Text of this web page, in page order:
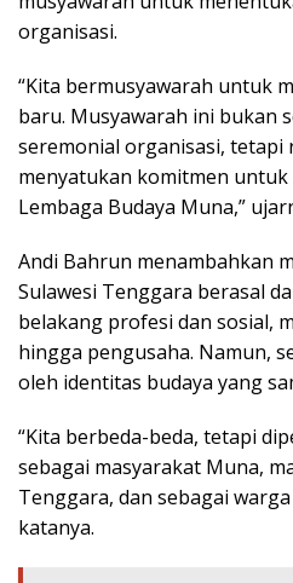
organisasi.
“Kita bermusyawarah untuk
baru. Musyawarah ini bukan
seremonial organisasi, tetapi
menyatukan komitmen untuk
Lembaga Budaya Muna,”
Andi Bahrun menambahkan
Sulawesi Tenggara berasal
belakang profesi dan sosial,
hingga pengusaha. Namun,
oleh identitas budaya yang
“Kita berbeda-beda, tetapi
sebagai masyarakat Muna,
Tenggara, dan sebagai
katanya.